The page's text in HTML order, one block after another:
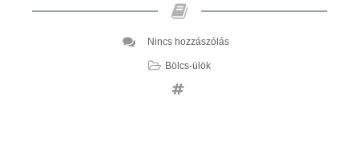
Nincs hozzászólás
Bölcs-ülök